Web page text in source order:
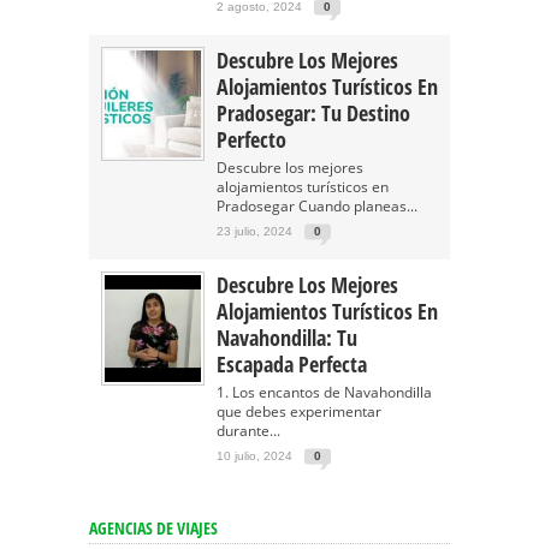
2 agosto, 2024 0
Descubre Los Mejores
Alojamientos Turísticos En
Pradosegar: Tu Destino
Perfecto
Descubre los mejores
alojamientos turísticos en
Pradosegar Cuando planeas...
23 julio, 2024 0
Descubre Los Mejores
Alojamientos Turísticos En
Navahondilla: Tu
Escapada Perfecta
1. Los encantos de Navahondilla
que debes experimentar
durante...
10 julio, 2024 0
AGENCIAS DE VIAJES